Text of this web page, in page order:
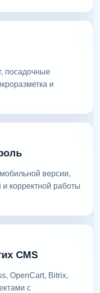
посадочные
и
версии,
и корректной работы
CMS
OpenCart, Bitrix,
с